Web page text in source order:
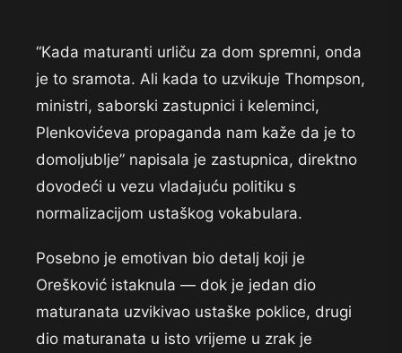
“Kada maturanti urliču za dom spremni, onda
je to sramota. Ali kada to uzvikuje Thompson,
ministri, saborski zastupnici i keleminci,
Plenkovićeva propaganda nam kaže da je to
domoljublje” napisala je zastupnica, direktno
dovodeći u vezu vladajuću politiku s
normalizacijom ustaškog vokabulara.
Posebno je emotivan bio detalj koji je
Orešković istaknula — dok je jedan dio
maturanata uzvikivao ustaške poklice, drugi
dio maturanata u isto vrijeme u zrak je